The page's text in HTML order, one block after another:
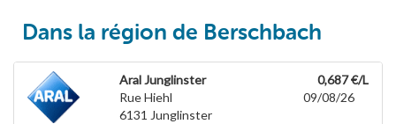
Dans la région de Berschbach
Aral Junglinster
Rue Hiehl
6131 Junglinster
0,687 €/L
09/08/26